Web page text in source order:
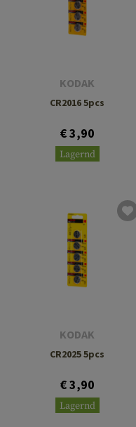
KODAK
CR2016 5pcs
€ 3,90
Lagernd
KODAK
CR2025 5pcs
€ 3,90
Lagernd